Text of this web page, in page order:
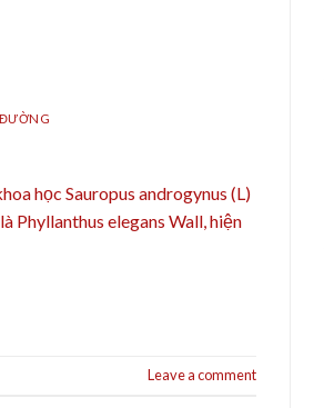
ĐƯỜNG
học Sauropus androgynus (L)
Phyllanthus elegans Wall, hiện
Leave a comment